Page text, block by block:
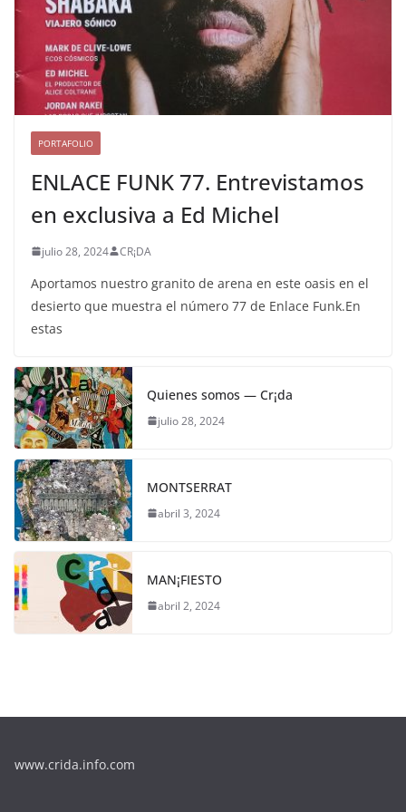
PORTAFOLIO
ENLACE FUNK 77. Entrevistamos
en exclusiva a Ed Michel
julio 28, 2024 CR¡DA
Aportamos nuestro granito de arena en este oasis en el
desierto que muestra el número 77 de Enlace Funk.En
estas
Quienes somos — Cr¡da
julio 28, 2024
MONTSERRAT
abril 3, 2024
MAN¡FIESTO
abril 2, 2024
www.crida.info.com